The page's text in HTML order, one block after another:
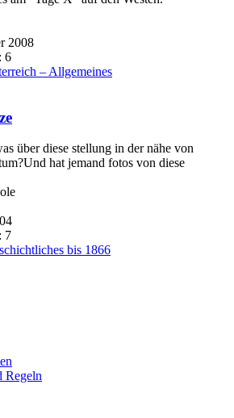
2008
6
– Allgemeines
über diese stellung in der nähe von
hat jemand fotos von diese
7
bis 1866
Regeln